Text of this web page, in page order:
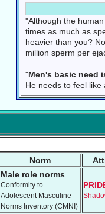
"Although the
times as much as
heavier than you?
million sperm per
"Men's basic need
He needs to feel
Norm
Male role norms
Conformity to
Adolescent Masculine
Norms Inventory (CMNI)